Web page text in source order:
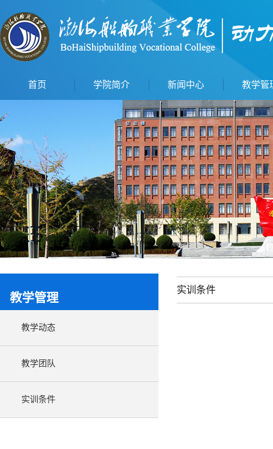
首页 学院简介 新闻中心 教学管
教学管理
教学动态
教学团队
实训条件
实训条件